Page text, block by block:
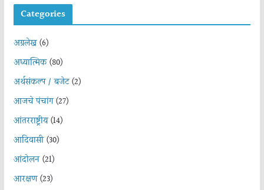
Categories
अग्रलेख(6)
अध्यात्मिक(80)
अर्थसंकल्प / बजेट(2)
आजचे पंचांग(27)
आंतरराष्ट्रीय(14)
आदिवासी(30)
आंदोलन(21)
आरक्षण(23)